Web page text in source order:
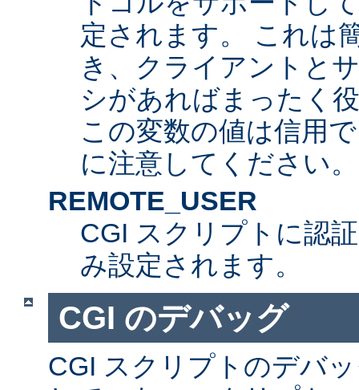
定されます。 これは
き、クライアントと
シがあればまったく
この変数の値は信用
に注意してください。
REMOTE_USER
CGI スクリプトに認
み設定されます。
CGI のデバッグ
CGI スクリプトのデバ